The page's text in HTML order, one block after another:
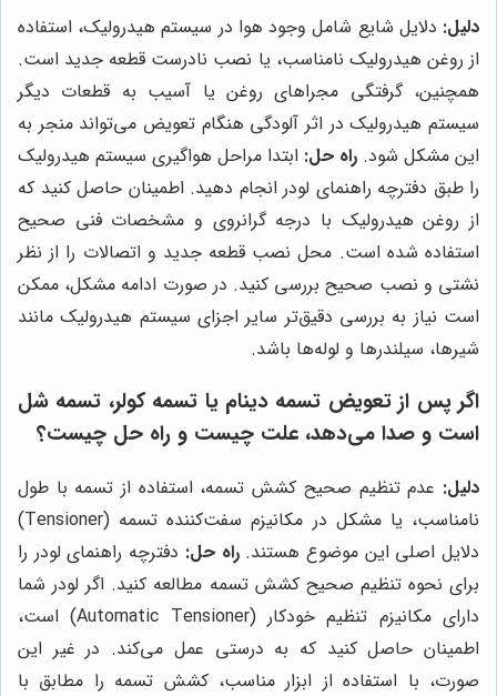
دلیل: دلایل شایع شامل وجود هوا در سیستم هیدرولیک، استفاده
از روغن هیدرولیک نامناسب، یا نصب نادرست قطعه جدید است.
همچنین، گرفتگی مجراهای روغن یا آسیب به قطعات دیگر
سیستم هیدرولیک در اثر آلودگی هنگام تعویض می‌تواند منجر به
این مشکل شود. راه حل: ابتدا مراحل هواگیری سیستم هیدرولیک
را طبق دفترچه راهنمای لودر انجام دهید. اطمینان حاصل کنید که
از روغن هیدرولیک با درجه گرانروی و مشخصات فنی صحیح
استفاده شده است. محل نصب قطعه جدید و اتصالات را از نظر
نشتی و نصب صحیح بررسی کنید. در صورت ادامه مشکل، ممکن
است نیاز به بررسی دقیق‌تر سایر اجزای سیستم هیدرولیک مانند
شیرها، سیلندرها و لوله‌ها باشد.
اگر پس از تعویض تسمه دینام یا تسمه کولر، تسمه شل
است و صدا می‌دهد، علت چیست و راه حل چیست؟
دلیل: عدم تنظیم صحیح کشش تسمه، استفاده از تسمه با طول
نامناسب، یا مشکل در مکانیزم سفت‌کننده تسمه (Tensioner)
دلایل اصلی این موضوع هستند.راه حل: دفترچه راهنمای لودر را
برای نحوه تنظیم صحیح کشش تسمه مطالعه کنید. اگر لودر شما
دارای مکانیزم تنظیم خودکار (Automatic Tensioner) است،
اطمینان حاصل کنید که به درستی عمل می‌کند. در غیر این
صورت، با استفاده از ابزار مناسب، کشش تسمه را مطابق با